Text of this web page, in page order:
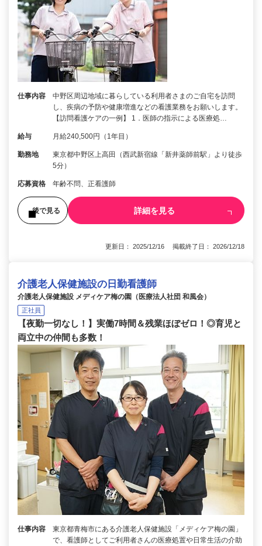
仕事内容
中野区周辺地域に暮らしている利用者さまのご自宅を訪問
し、疾病の予防や健康増進などの看護業務をお願いします。
【訪問看護ケアの一例】 1．医師の指示による医療処…
給与 月給240,500円（1年目）
勤務地
東京都中野区上高田（西武新宿線「新井薬師前駅」より徒歩
5分）
応募資格 年齢不問、正看護師
後で見る 詳細を見る
更新日： 2025/12/16 掲載終了日： 2026/12/18
介護老人保健施設の日勤看護師
介護老人保健施設 メディケア梅の園（医療法人社団 和風会）
正社員
【夜勤一切なし！】実働7時間＆残業ほぼゼロ！◎育児と
両立中の仲間も多数！
仕事内容
東京都青梅市にある介護老人保健施設「メディケア梅の園」
で、看護師としてご利用者さんの医療処置や日常生活の介助